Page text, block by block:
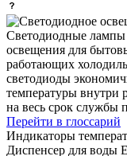
Светодиодные
освещения для
работающих
светодиоды
температуры внутри
на весь срок службы
Перейти в глоссарий
Индикаторы
Диспенсер для воды